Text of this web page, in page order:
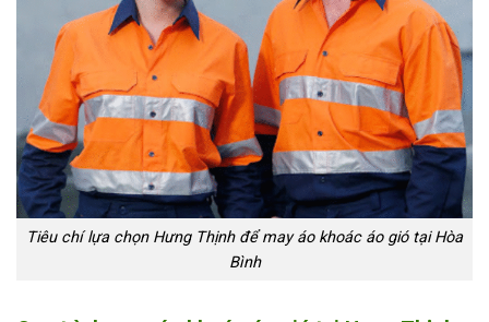
Tiêu chí lựa chọn Hưng Thịnh để may áo khoác áo gió tại Hòa
Bình